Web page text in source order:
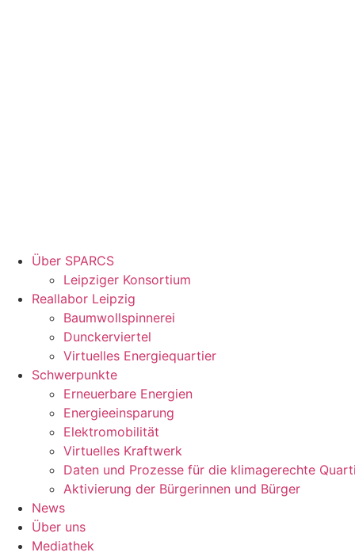
Über SPARCS
Leipziger Konsortium
Reallabor Leipzig
Baumwollspinnerei
Dunckerviertel
Virtuelles Energiequartier
Schwerpunkte
Erneuerbare Energien
Energieeinsparung
Elektromobilität
Virtuelles Kraftwerk
Daten und Prozesse für die klimagerechte
Aktivierung der Bürgerinnen und Bürger
News
Über uns
Mediathek